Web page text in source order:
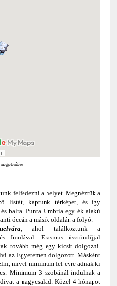
felfedezni a helyet. Megnéztük a
listát, kaptunk térképet, és így
balra. Punta Umbria egy ék alakú
óceán a másik oldalán a folyó.
, ahol találkoztunk a
Imolával. Erasmus ösztöndíjjal
tovább még egy kicsit dolgozni.
az Egyetemen dolgozott. Másként
mivel minimum fél évre adnak ki
Minimum 3 szobánál indulnak a
a nagycsalád. Közel 4 hónapot